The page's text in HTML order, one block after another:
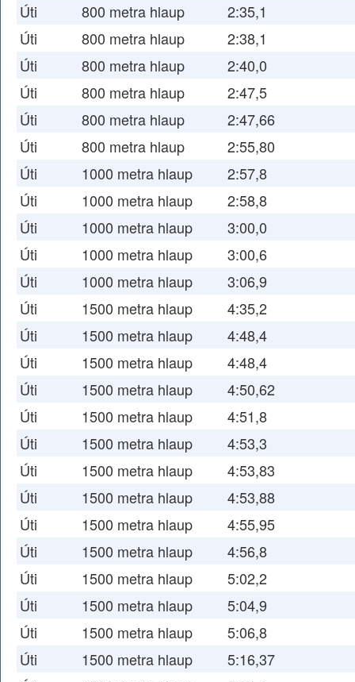
Úti
800 metra hlaup
2:35,1
Úti
800 metra hlaup
2:38,1
Úti
800 metra hlaup
2:40,0
Úti
800 metra hlaup
2:47,5
Úti
800 metra hlaup
2:47,66
Úti
800 metra hlaup
2:55,80
Úti
1000 metra hlaup
2:57,8
Úti
1000 metra hlaup
2:58,8
Úti
1000 metra hlaup
3:00,0
Úti
1000 metra hlaup
3:00,6
Úti
1000 metra hlaup
3:06,9
Úti
1500 metra hlaup
4:35,2
Úti
1500 metra hlaup
4:48,4
Úti
1500 metra hlaup
4:48,4
Úti
1500 metra hlaup
4:50,62
Úti
1500 metra hlaup
4:51,8
Úti
1500 metra hlaup
4:53,3
Úti
1500 metra hlaup
4:53,83
Úti
1500 metra hlaup
4:53,88
Úti
1500 metra hlaup
4:55,95
Úti
1500 metra hlaup
4:56,8
Úti
1500 metra hlaup
5:02,2
Úti
1500 metra hlaup
5:04,9
Úti
1500 metra hlaup
5:06,8
Úti
1500 metra hlaup
5:16,37